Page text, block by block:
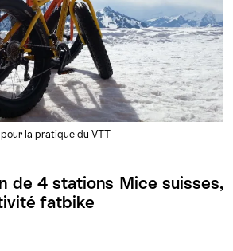
la pratique du VTT
de 4 stations Mice suisses,
fatbike